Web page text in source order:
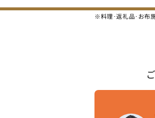
※料理･返礼品･お布施